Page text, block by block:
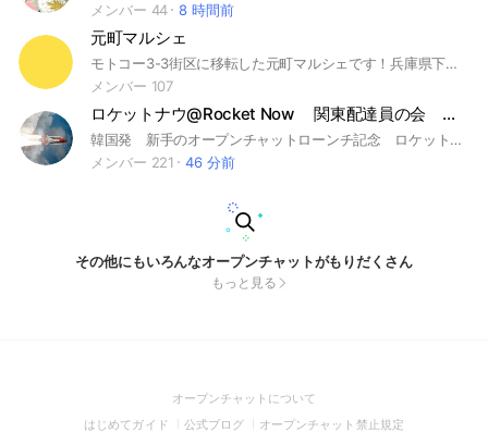
メンバー 44
8 時間前
元町マルシェ
モトコー3-3街区に移転した元町マルシェです！兵庫県下の野菜の入荷状況をお知らせします🥕
メンバー 107
ロケットナウ@Rocket Now 関東配達員の会 非公式オープンチャット
韓国発 新手のオープンチャットローンチ記念 ロケット🚀配達共有 情報交換オプチャ
メンバー 221
46 分前
その他にもいろんなオープンチャットがもりだくさん
もっと見る
オープンチャットについて
in
はじめてガイド (Open
公式ブログ (Open
オープンチャット禁止規定(Open